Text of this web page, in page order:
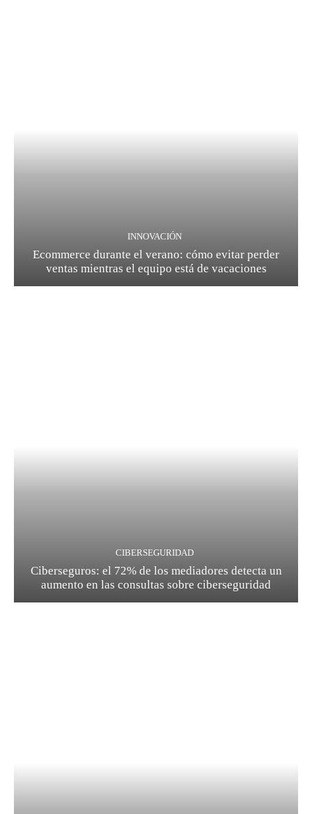
INNOVACIÓN
Ecommerce durante el verano: cómo evitar perder
ventas mientras el equipo está de vacaciones
CIBERSEGURIDAD
Ciberseguros: el 72% de los mediadores detecta un
aumento en las consultas sobre ciberseguridad